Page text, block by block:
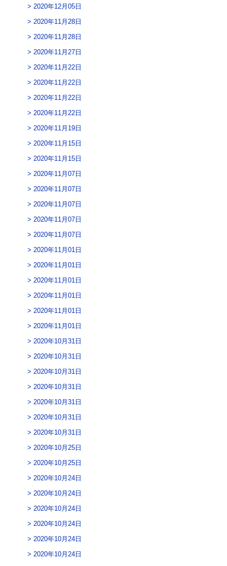
2020年12月05日
2020年11月28日
2020年11月28日
2020年11月27日
2020年11月22日
2020年11月22日
2020年11月22日
2020年11月22日
2020年11月19日
2020年11月15日
2020年11月15日
2020年11月07日
2020年11月07日
2020年11月07日
2020年11月07日
2020年11月07日
2020年11月01日
2020年11月01日
2020年11月01日
2020年11月01日
2020年11月01日
2020年11月01日
2020年10月31日
2020年10月31日
2020年10月31日
2020年10月31日
2020年10月31日
2020年10月31日
2020年10月31日
2020年10月25日
2020年10月25日
2020年10月24日
2020年10月24日
2020年10月24日
2020年10月24日
2020年10月24日
2020年10月24日